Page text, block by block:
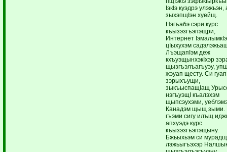
IэкIэ куэдрэ улэжьэн,
зыхэпщIэн хуейщ.
Нэгъабэ сэри курс
къызэзгъэпэщри,
Интернет IэмалымкIэ
цIыхухэм
ЛъэщапIэм деж
кхъуэщынхэкIхэр
щызгъэлъагъуэу,
жэуап щесту. Си
зэрыхъущи,
зыкъыспащIащ
нэгъуэщI къалэхэм
щыпсэухэми,
Канадэм щыщ
гъэми сигу илъщ
апхуэдэ курс
къызэзгъэпэщыну.
Бжьыхьэм си
лэжьыгъэхэр